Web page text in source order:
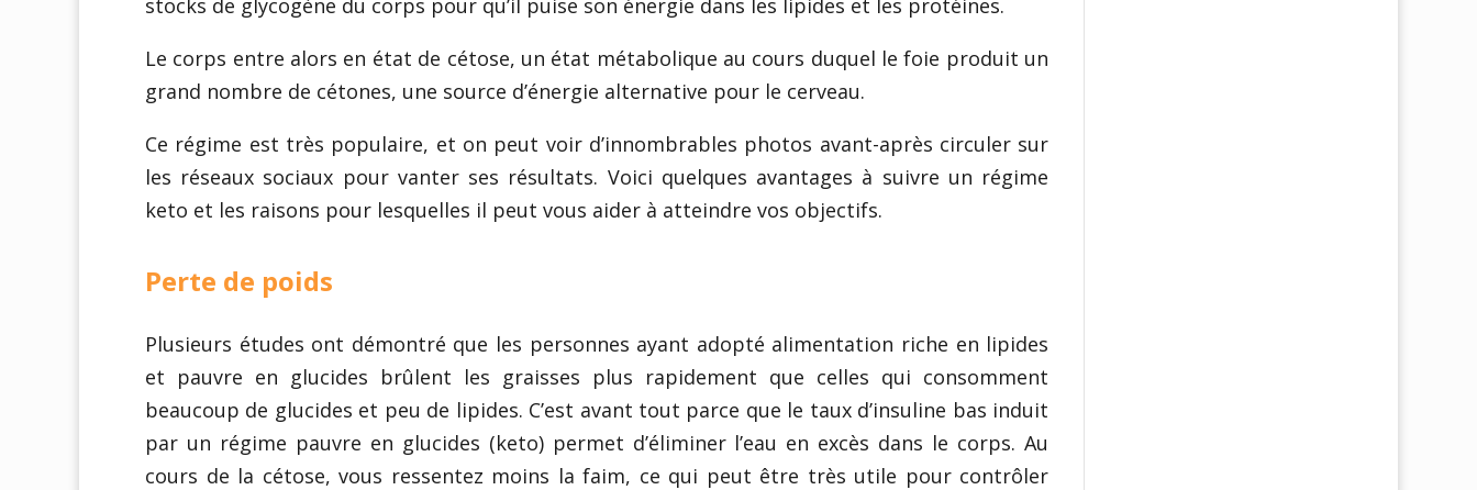
Le corps entre alors en état de cétose, un état métabolique au cours duquel le foie produit un
grand nombre de cétones, une source d’énergie alternative pour le cerveau.
Ce régime est très populaire, et on peut voir d’innombrables photos avant-après circuler sur
les réseaux sociaux pour vanter ses résultats. Voici quelques avantages à suivre un régime
keto et les raisons pour lesquelles il peut vous aider à atteindre vos objectifs.
Perte de poids
Plusieurs études ont démontré que les personnes ayant adopté alimentation riche en lipides
et pauvre en glucides brûlent les graisses plus rapidement que celles qui consomment
beaucoup de glucides et peu de lipides. C’est avant tout parce que le taux d’insuline bas induit
par un régime pauvre en glucides (keto) permet d’éliminer l’eau en excès dans le corps. Au
cours de la cétose, vous ressentez moins la faim, ce qui peut être très utile pour contrôler